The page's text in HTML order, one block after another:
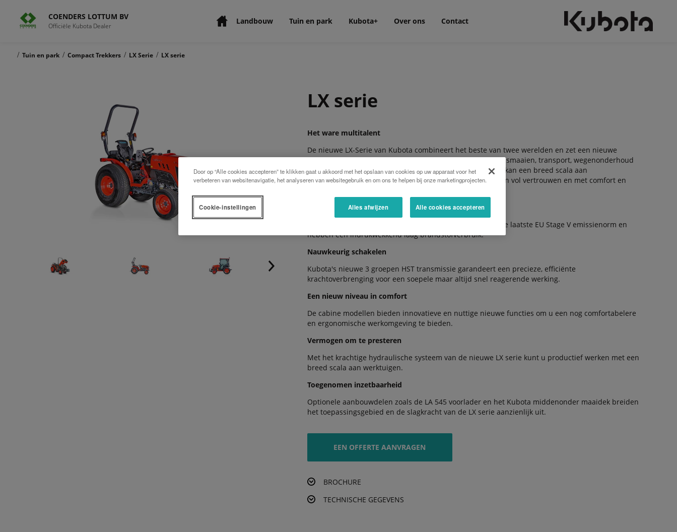
COENDERS LOTTUM BV
Officiële Kubota Dealer Landbouw Tuin en park Kubota+ Over ons Contact
/ Tuin en park / Compact Trekkers / LX Serie / LX serie
LX serie
Het ware multitalent
De nieuwe LX-Serie van Kubota combineert het beste van twee werelden en zet een nieuwe
standaard in kwaliteit en uitvoering. Of het nu gaat om grasmaaien, transport, wegenonderhoud
of sneeuwruimen, dit betrouwbare, compacte Multi talent kan een breed scala aan
werkzaamheden op gemeentelijk en aanverwante gebieden vol vertrouwen en met comfort en
Schoon vermogen
Kubota's moderne 4-cilinder dieselmotoren voldoen aan de laatste EU Stage V emissienorm en
hebben een indrukwekkend laag brandstofverbruik.
Nauwkeurig schakelen
Kubota's nieuwe 3 groepen HST transmissie garandeert een precieze, efficiënte
krachtoverbrenging voor een soepele maar altijd snel reagerende werking.
Een nieuw niveau in comfort
De cabine modellen bieden innovatieve en nuttige nieuwe functies om u een nog comfortabelere
en ergonomische werkomgeving te bieden.
Vermogen om te presteren
Met het krachtige hydraulische systeem van de nieuwe LX serie kunt u productief werken met een
breed scala aan werktuigen.
Toegenomen inzetbaarheid
Optionele aanbouwdelen zoals de LA 545 voorlader en het Kubota middenonder maaidek breiden
het toepassingsgebied en de slagkracht van de LX serie aanzienlijk uit.
EEN OFFERTE AANVRAGEN
BROCHURE
TECHNISCHE GEGEVENS
Door op “Alle cookies accepteren” te klikken gaat u akkoord met het opslaan van cookies op uw apparaat voor het
verbeteren van websitenavigatie, het analyseren van websitegebruik en om ons te helpen bij onze marketingprojecten.
Alles afwijzen Alle cookies accepteren
Cookie-instellingen